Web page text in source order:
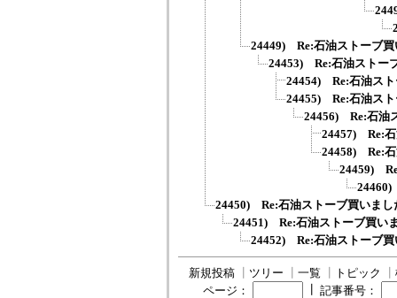
24449) Re:石油ストーブ買
24453) Re:石油ストー
24454) Re:石油スト
24455) Re:石油スト
24456) Re:石油
24457) Re:石
24458) Re:石
24459)
24460)
24450) Re:石油ストーブ買いまし
24451) Re:石油ストーブ買い
24452) Re:石油ストーブ買
新規投稿 ツリー 一覧 トピック
ページ：
記事番号：